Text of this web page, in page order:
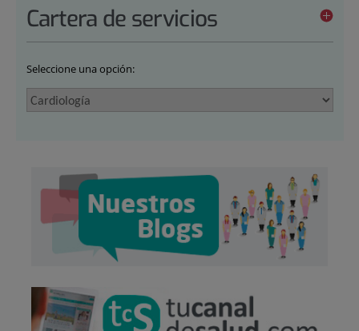
Cartera de servicios
Seleccione una opción: